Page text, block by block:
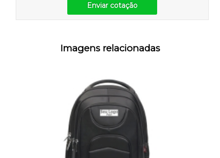
Enviar cotação
Imagens relacionadas